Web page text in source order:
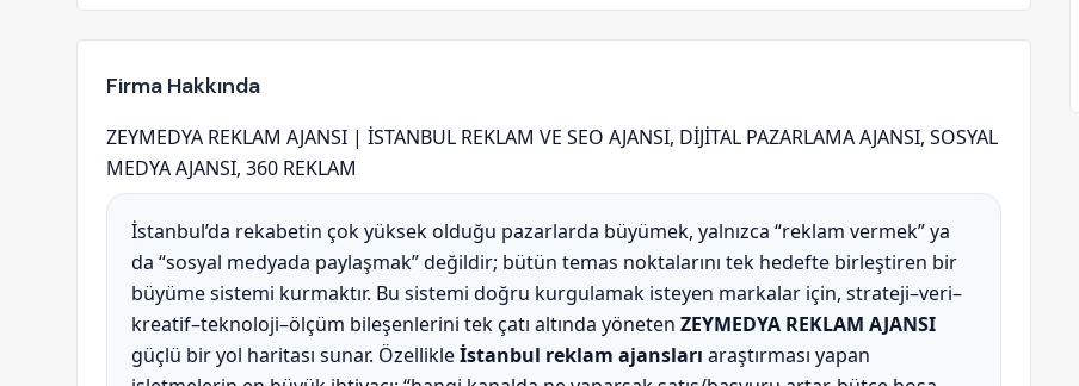
Firma Hakkında
ZEYMEDYA REKLAM AJANSI | İSTANBUL REKLAM VE SEO AJANSI, DİJİTAL PAZARLAMA AJANSI, SOSYAL
MEDYA AJANSI, 360 REKLAM
İstanbul’da rekabetin çok yüksek olduğu pazarlarda büyümek, yalnızca “reklam vermek” ya
da “sosyal medyada paylaşmak” değildir; bütün temas noktalarını tek hedefte birleştiren bir
büyüme sistemi kurmaktır. Bu sistemi doğru kurgulamak isteyen markalar için, strateji–veri–
kreatif–teknoloji–ölçüm bileşenlerini tek çatı altında yöneten ZEYMEDYA REKLAM AJANSI
güçlü bir yol haritası sunar. Özellikleİstanbul reklam ajansları araştırması yapan